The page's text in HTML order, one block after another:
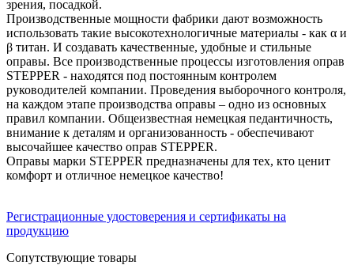
зрения, посадкой.
Производственные мощности фабрики дают возможность
использовать такие высокотехнологичные материалы - как α и
β титан. И создавать качественные, удобные и стильные
оправы. Все производственные процессы изготовления оправ
STEPPER - находятся под постоянным контролем
руководителей компании. Проведения выборочного контроля,
на каждом этапе производства оправы – одно из основных
правил компании. Общеизвестная немецкая педантичность,
внимание к деталям и организованность - обеспечивают
высочайшее качество оправ STEPPER.
Оправы марки STEPPER предназначены для тех, кто ценит
комфорт и отличное немецкое качество!
Регистрационные удостоверения и сертификаты на
продукцию
Сопутствующие товары